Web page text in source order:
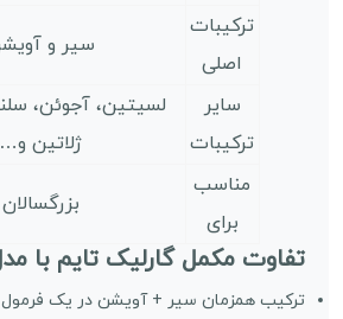
ترکیبات
اصلی
سیر و
سایر
ترکیبات
لسیتین، آجوئن،
ژلاتین و…
مناسب
برای
بزرگسالان
تفاوت مکمل گارلیک تایم با
ترکیب همزمان سیر + آویشن در یک فرمول